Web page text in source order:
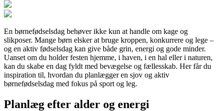
En børnefødselsdag behøver ikke kun at handle om kage og
slikposer. Mange børn elsker at bruge kroppen, konkurrere og lege –
og en aktiv fødselsdag kan give både grin, energi og gode minder.
Uanset om du holder festen hjemme, i haven, i en hal eller i naturen,
kan du skabe en dag fyldt med bevægelse og fællesskab. Her får du
inspiration til, hvordan du planlægger en sjov og aktiv
børnefødselsdag med fokus på sport og leg.
Planlæg efter alder og energi